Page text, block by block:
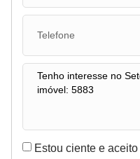
Estou ciente e aceito